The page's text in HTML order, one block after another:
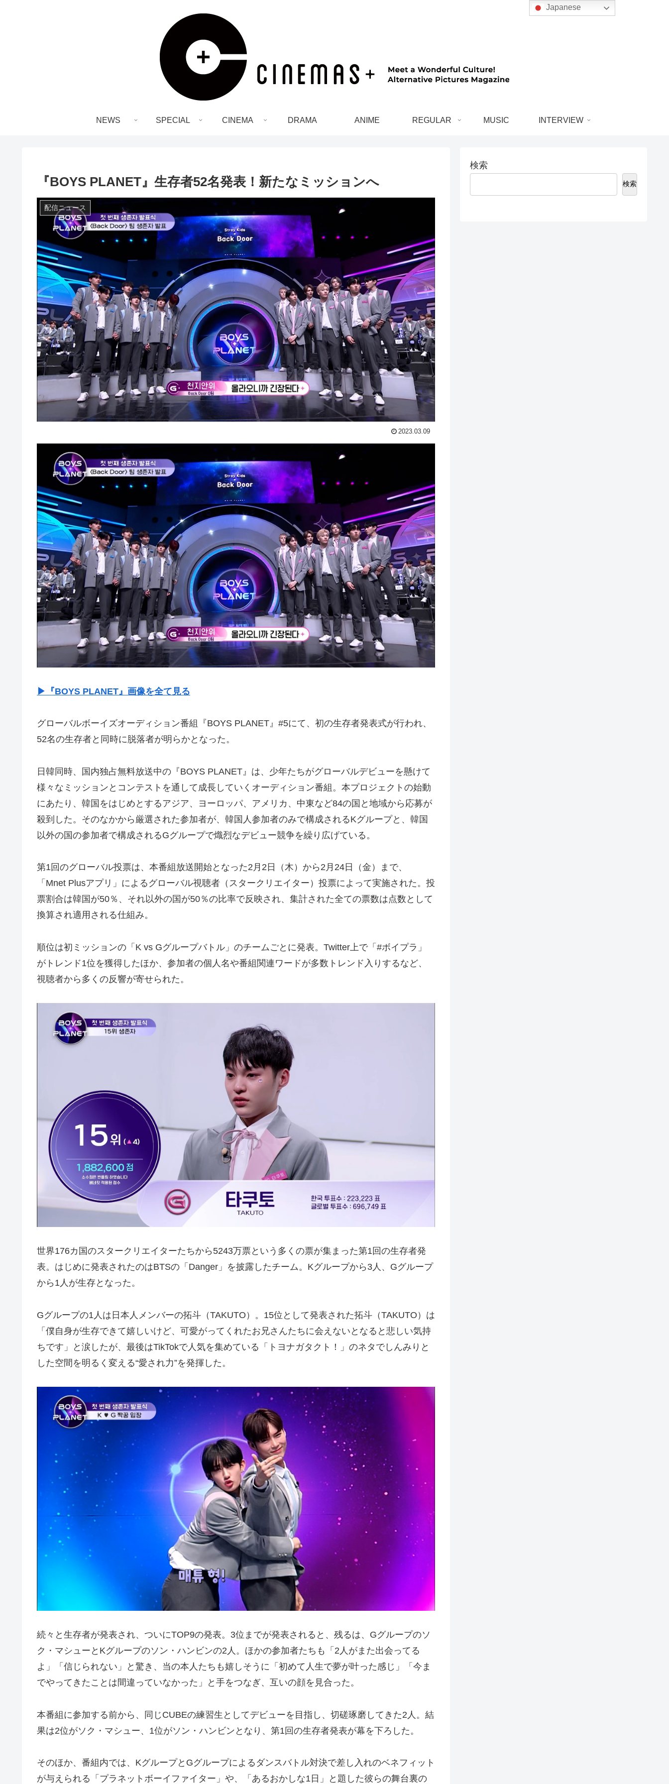
NEWS SPECIAL CINEMA DRAMA ANIME REGULAR MUSIC INTERVIEW
『BOYS PLANET』生存者52名発表！新たなミッションへ
配信ニュース
2023.03.09
▶︎『BOYS PLANET』画像を全て見る
グローバルボーイズオーディション番組『BOYS PLANET』#5にて、初の生存者発表式が行われ、
52名の生存者と同時に脱落者が明らかとなった。
日韓同時、国内独占無料放送中の『BOYS PLANET』は、少年たちがグローバルデビューを懸けて
様々なミッションとコンテストを通して成長していくオーディション番組。本プロジェクトの始動
にあたり、韓国をはじめとするアジア、ヨーロッパ、アメリカ、中東など84の国と地域から応募が
殺到した。そのなかから厳選された参加者が、韓国人参加者のみで構成されるKグループと、韓国
以外の国の参加者で構成されるGグループで熾烈なデビュー競争を繰り広げている。
第1回のグローバル投票は、本番組放送開始となった2月2日（木）から2月24日（金）まで、
「Mnet Plusアプリ」によるグローバル視聴者（スタークリエイター）投票によって実施された。投
票割合は韓国が50％、それ以外の国が50％の比率で反映され、集計された全ての票数は点数として
換算され適用される仕組み。
順位は初ミッションの「K vs Gグループバトル」のチームごとに発表。Twitter上で「#ボイプラ」
がトレンド1位を獲得したほか、参加者の個人名や番組関連ワードが多数トレンド入りするなど、
視聴者から多くの反響が寄せられた。
世界176カ国のスタークリエイターたちから5243万票という多くの票が集まった第1回の生存者発
表。はじめに発表されたのはBTSの「Danger」を披露したチーム。Kグループから3人、Gグループ
から1人が生存となった。
Gグループの1人は日本人メンバーの拓斗（TAKUTO）。15位として発表された拓斗（TAKUTO）は
「僕自身が生存できて嬉しいけど、可愛がってくれたお兄さんたちに会えないとなると悲しい気持
ちです」と涙したが、最後はTikTokで人気を集めている「トヨナガタクト！」のネタでしんみりと
した空間を明るく変える“愛され力”を発揮した。
続々と生存者が発表され、ついにTOP9の発表。3位までが発表されると、残るは、Gグループのソ
ク・マシューとKグループのソン・ハンビンの2人。ほかの参加者たちも「2人がまた出会ってる
よ」「信じられない」と驚き、当の本人たちも嬉しそうに「初めて人生で夢が叶った感じ」「今ま
でやってきたことは間違っていなかった」と手をつなぎ、互いの顔を見合った。
本番組に参加する前から、同じCUBEの練習生としてデビューを目指し、切磋琢磨してきた2人。結
果は2位がソク・マシュー、1位がソン・ハンビンとなり、第1回の生存者発表が幕を下ろした。
そのほか、番組内では、KグループとGグループによるダンスバトル対決で差し入れのベネフィット
が与えられる「プラネットボーイファイター」や、「あるおかしな1日」と題した彼らの舞台裏の
検索
検索
Japanese